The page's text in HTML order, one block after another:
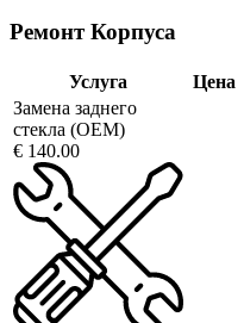
Ремонт Корпуса
Услуга Цена
Замена заднего
стекла (OEM)
€ 140.00